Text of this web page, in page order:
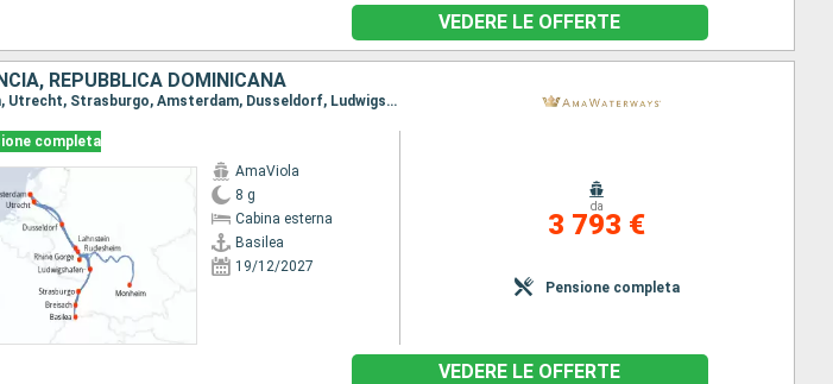
VEDERE LE OFFERTE
REPUBBLICA DOMINICANA
Itinerario : Basilea, Amsterdam, Breisach, Amsterdam, Utrecht, Strasburgo, Amsterdam, Dusseldorf, Ludwigshafen, Rhine Gorge, Rudesheim, Ludwigshafen, Rudesheim, Rhine Gorge, Lahnstein, Dusseldorf, Strasburgo, Monheim, Utrecht, Breisach, Amsterdam, Basilea
completa
AmaViola
8 g
Cabina esterna
Basilea
19/12/2027
da
3 793 €
Pensione completa
VEDERE LE OFFERTE